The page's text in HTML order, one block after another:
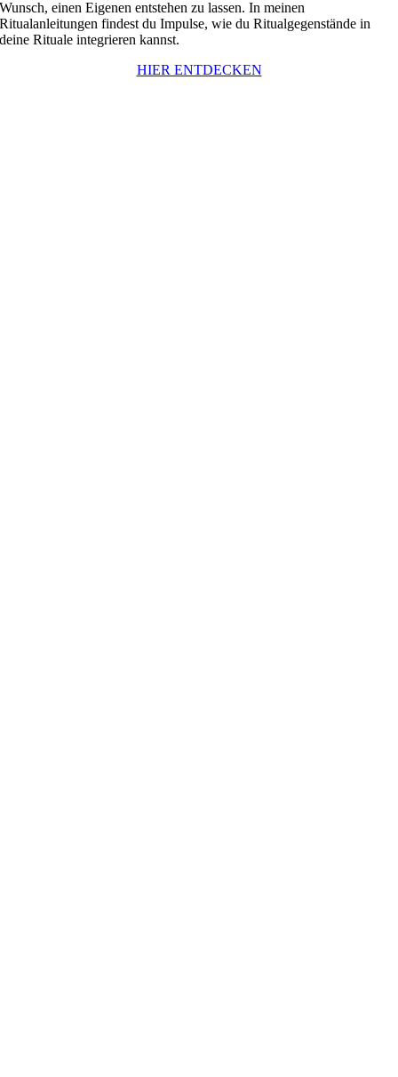
Wunsch, einen Eigenen entstehen zu lassen. In meinen
Ritualanleitungen findest du Impulse, wie du Ritualgegenstände in
deine Rituale integrieren kannst.
HIER ENTDECKEN